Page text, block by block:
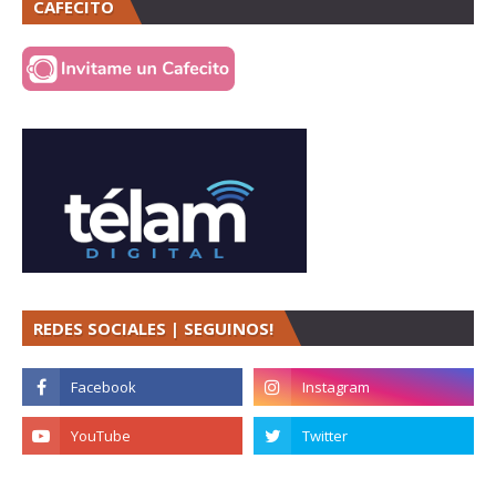
CAFECITO
REDES SOCIALES | SEGUINOS!